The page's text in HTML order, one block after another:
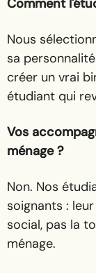
Comment
Nous
sa
créer un vrai
étudiant qui
Vos
ménage ?
Non. Nos
soignants :
social, pas la
ménage.